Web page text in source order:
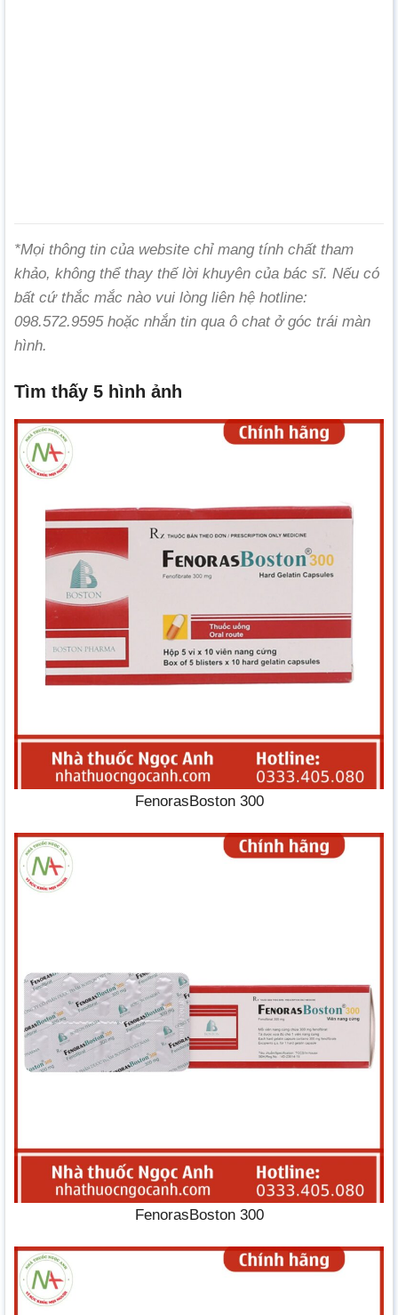
*Mọi thông tin của website chỉ mang tính chất tham
khảo, không thể thay thế lời khuyên của bác sĩ. Nếu có
bất cứ thắc mắc nào vui lòng liên hệ hotline:
098.572.9595 hoặc nhắn tin qua ô chat ở góc trái màn
hình.
Tìm thấy 5 hình ảnh
FenorasBoston 300
FenorasBoston 300